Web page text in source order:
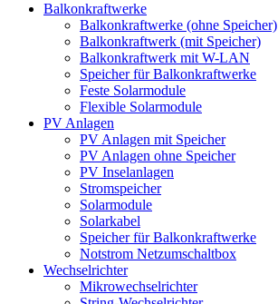
Balkonkraftwerke
Balkonkraftwerke (ohne Speicher)
Balkonkraftwerk (mit Speicher)
Balkonkraftwerk mit W-LAN
Speicher für Balkonkraftwerke
Feste Solarmodule
Flexible Solarmodule
PV Anlagen
PV Anlagen mit Speicher
PV Anlagen ohne Speicher
PV Inselanlagen
Stromspeicher
Solarmodule
Solarkabel
Speicher für Balkonkraftwerke
Notstrom Netzumschaltbox
Wechselrichter
Mikrowechselrichter